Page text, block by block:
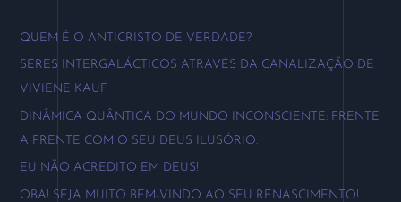
i
p
o
QUEM É O ANTICRISTO DE VERDADE?
SERES INTERGALÁCTICOS ATRAVÉS DA CANALIZAÇÃO DE
VIVIENE KAUF
DINÂMICA QUÂNTICA DO MUNDO INCONSCIENTE: FRENTE
A FRENTE COM O SEU DEUS ILUSÓRIO.
EU NÃO ACREDITO EM DEUS!
OBA! SEJA MUITO BEM-VINDO AO SEU RENASCIMENTO!